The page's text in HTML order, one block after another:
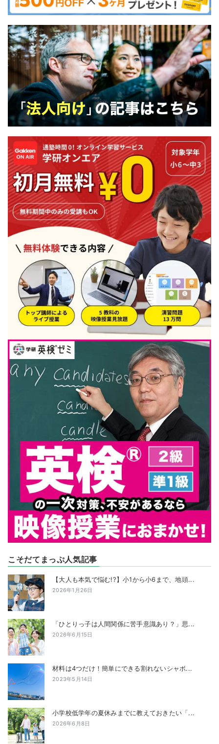
こそだてまっぷ人気記事
【大人も本気で悩む!?】小1から小6まで、地頭...
2026年1月26日
「ひとりっ子は人間関係に苦手意識あり？」思...
2026年6月15日
材料は4つだけ！簡単にできる割れないシャボ...
2023年5月14日
小学校低学年の夏休みまでに教えておきたい「...
2026年6月8日